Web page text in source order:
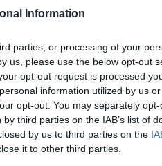
Information
parties, or processing of your
us, please use the below opt-out
opt-out request is processed
information utilized by us
opt-out. You may separately
third parties on the IAB’s list of
by us to third parties on the
it to other third parties.